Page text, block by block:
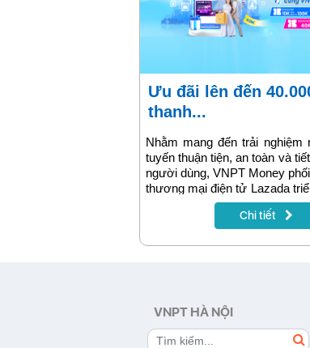
Ưu đãi lên đến 40.000đ khi
thanh...
Nhằm mang đến trải nghiệm
tuyến thuận tiện, an toàn và
người dùng, VNPT Money
thương mại điện tử Lazada
trình ưu đãi đặc biệt trong
12/2025. Chỉ cần thanh
hàng sẽ được nhận voucher
Chi tiết
VNPT HÀ NỘI